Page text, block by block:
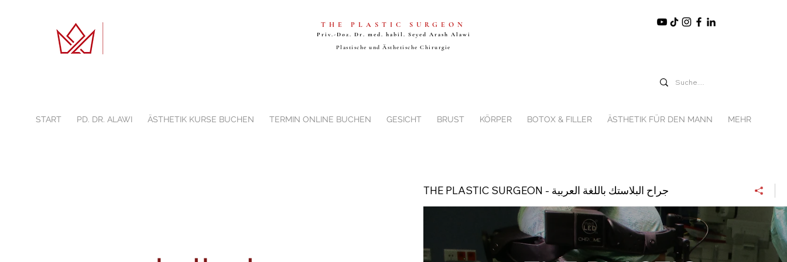
THE PLASTIC SURGEON
Priv.-Doz. Dr. med. habil. Seyed Arash Alawi
Plastische und Ästhetische Chirurgie
START PD. DR. ALAWI ÄSTHETIK KURSE BUCHEN TERMIN ONLINE BUCHEN GESICHT BRUST KÖRPER BOTOX & FILLER ÄSTHETIK FÜR DEN MANN MEHR
THE PLASTIC SURGEON - جراح البلاستك باللغة العربية